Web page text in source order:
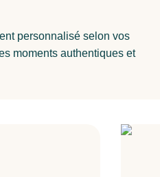
personnalisé selon vos
moments authentiques et